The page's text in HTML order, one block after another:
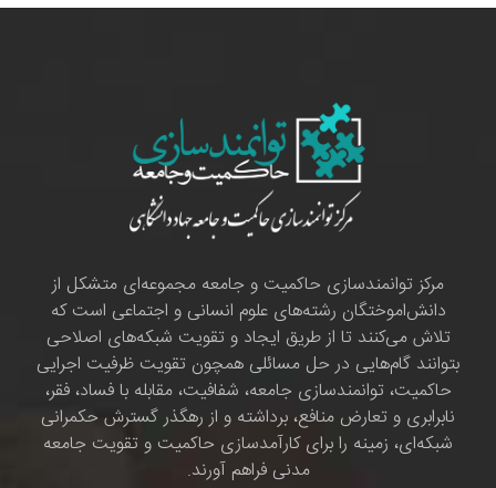
مرکز توانمندسازی حاکمیت و جامعه مجموعه‌ای متشکل از
دانش‌اموختگان رشته‌های علوم انسانی و اجتماعی است که
تلاش می‌کنند تا از طریق ایجاد و تقویت شبکه‌های اصلاحی
بتوانند گام‌هایی در حل مسائلی همچون تقویت ظرفیت اجرایی
حاکمیت، توانمندسازی جامعه، شفافیت، مقابله با فساد، فقر،
نابرابری و تعارض منافع، برداشته و از رهگذر گسترش حکمرانی
شبکه‌ای، زمینه را برای کارآمدسازی حاکمیت و تقویت جامعه
مدنی فراهم آورند.